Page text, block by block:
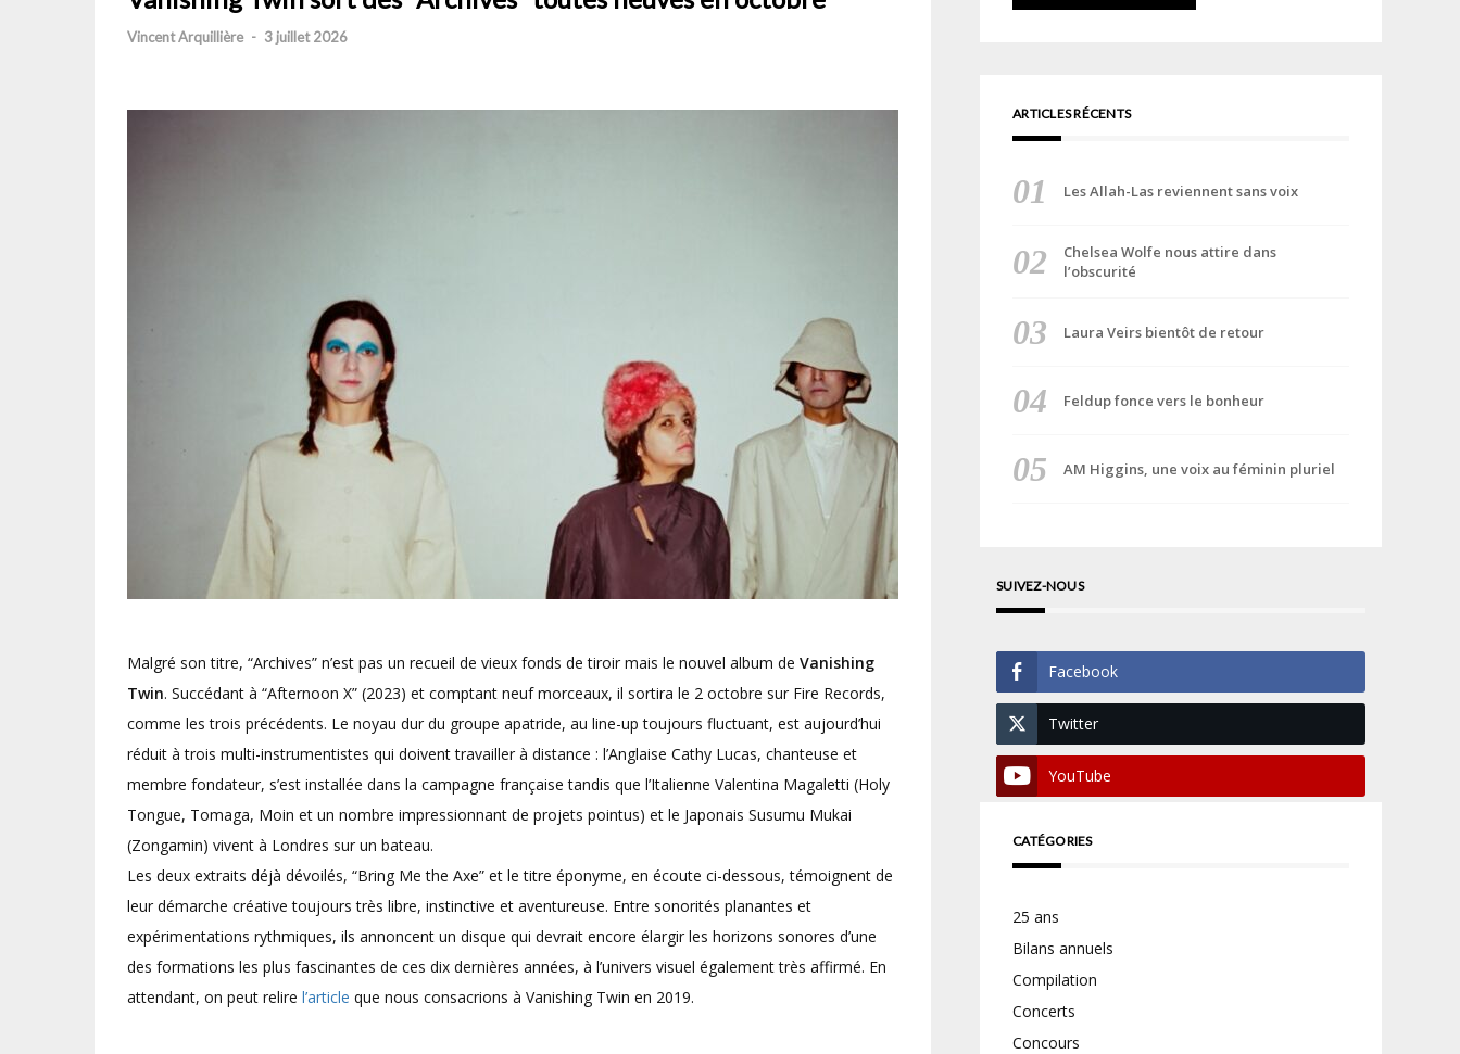
Vincent Arquillière - 3 juillet 2026
Malgré son titre, “Archives” n’est pas un recueil de vieux fonds de tiroir mais le nouvel album de Vanishing
Twin. Succédant à “Afternoon X” (2023) et comptant neuf morceaux, il sortira le 2 octobre sur Fire Records,
comme les trois précédents. Le noyau dur du groupe apatride, au line-up toujours fluctuant, est aujourd’hui
réduit à trois multi-instrumentistes qui doivent travailler à distance : l’Anglaise Cathy Lucas, chanteuse et
membre fondateur, s’est installée dans la campagne française tandis que l’Italienne Valentina Magaletti (Holy
Tongue, Tomaga, Moin et un nombre impressionnant de projets pointus) et le Japonais Susumu Mukai
(Zongamin) vivent à Londres sur un bateau.
Les deux extraits déjà dévoilés, “Bring Me the Axe” et le titre éponyme, en écoute ci-dessous, témoignent de
leur démarche créative toujours très libre, instinctive et aventureuse. Entre sonorités planantes et
expérimentations rythmiques, ils annoncent un disque qui devrait encore élargir les horizons sonores d’une
des formations les plus fascinantes de ces dix dernières années, à l’univers visuel également très affirmé. En
attendant, on peut relire l’article que nous consacrions à Vanishing Twin en 2019.
ARTICLES RÉCENTS
Les Allah-Las reviennent sans voix
Chelsea Wolfe nous attire dans
l’obscurité
Laura Veirs bientôt de retour
Feldup fonce vers le bonheur
AM Higgins, une voix au féminin pluriel
SUIVEZ-NOUS
Facebook
Twitter
YouTube
CATÉGORIES
25 ans
Bilans annuels
Compilation
Concerts
Concours